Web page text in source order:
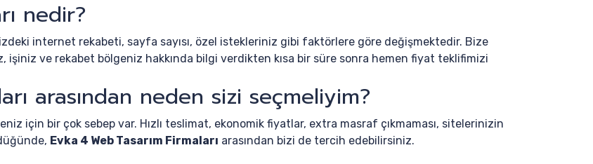
nedir?
internet rekabeti, sayfa sayısı, özel istekleriniz gibi faktörlere göre değişmektedir. Bize
işiniz ve rekabet bölgeniz hakkında bilgi verdikten kısa bir süre sonra hemen fiyat teklifimizi
arasından neden sizi seçmeliyim?
için bir çok sebep var. Hızlı teslimat, ekonomik fiyatlar, extra masraf çıkmaması, sitelerinizin
Evka 4 Web Tasarım Firmaları arasından bizi de tercih edebilirsiniz.